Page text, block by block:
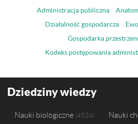
Administracja publiczna
Działalność gospodarcza
Gospodarka
Kodeks postępowania
Dziedziny wiedzy
Nauki biologiczne 4524 Nauki